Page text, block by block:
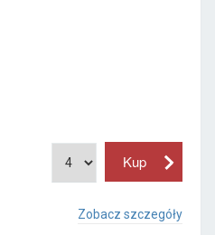
Zobacz szczegóły